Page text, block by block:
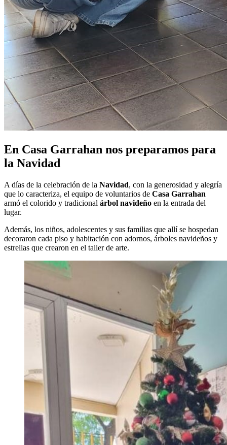
En Casa Garrahan nos preparamos para
la Navidad
A días de la celebración de la Navidad, con la generosidad y alegría
que lo caracteriza, el equipo de voluntarios de Casa Garrahan
armó el colorido y tradicional árbol navideño en la entrada del
lugar.
Además, los niños, adolescentes y sus familias que allí se hospedan
decoraron cada piso y habitación con adornos, árboles navideños y
estrellas que crearon en el taller de arte.